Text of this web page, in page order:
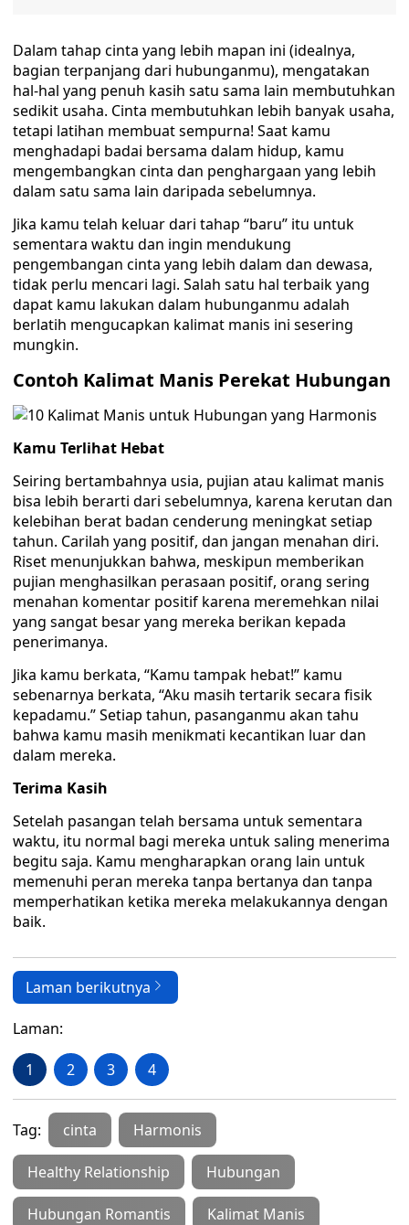
Dalam tahap cinta yang lebih mapan ini (idealnya,
bagian terpanjang dari hubunganmu), mengatakan
hal-hal yang penuh kasih satu sama lain membutuhkan
sedikit usaha. Cinta membutuhkan lebih banyak usaha,
tetapi latihan membuat sempurna! Saat kamu
menghadapi badai bersama dalam hidup, kamu
mengembangkan cinta dan penghargaan yang lebih
dalam satu sama lain daripada sebelumnya.
Jika kamu telah keluar dari tahap “baru” itu untuk
sementara waktu dan ingin mendukung
pengembangan cinta yang lebih dalam dan dewasa,
tidak perlu mencari lagi. Salah satu hal terbaik yang
dapat kamu lakukan dalam hubunganmu adalah
berlatih mengucapkan kalimat manis ini sesering
mungkin.
Contoh Kalimat Manis Perekat Hubungan
Kamu Terlihat Hebat
Seiring bertambahnya usia, pujian atau kalimat manis
bisa lebih berarti dari sebelumnya, karena kerutan dan
kelebihan berat badan cenderung meningkat setiap
tahun. Carilah yang positif, dan jangan menahan diri.
Riset menunjukkan bahwa, meskipun memberikan
pujian menghasilkan perasaan positif, orang sering
menahan komentar positif karena meremehkan nilai
yang sangat besar yang mereka berikan kepada
penerimanya.
Jika kamu berkata, “Kamu tampak hebat!” kamu
sebenarnya berkata, “Aku masih tertarik secara fisik
kepadamu.” Setiap tahun, pasanganmu akan tahu
bahwa kamu masih menikmati kecantikan luar dan
dalam mereka.
Terima Kasih
Setelah pasangan telah bersama untuk sementara
waktu, itu normal bagi mereka untuk saling menerima
begitu saja. Kamu mengharapkan orang lain untuk
memenuhi peran mereka tanpa bertanya dan tanpa
memperhatikan ketika mereka melakukannya dengan
baik.
Laman berikutnya
Laman:
1 2 3 4
Tag: cinta Harmonis
Healthy Relationship Hubungan
Hubungan Romantis Kalimat Manis